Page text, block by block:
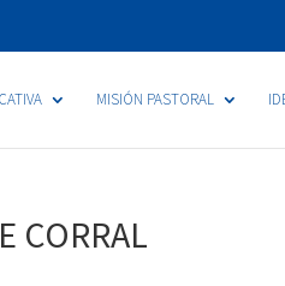
MISIÓN PASTORAL
CORRAL